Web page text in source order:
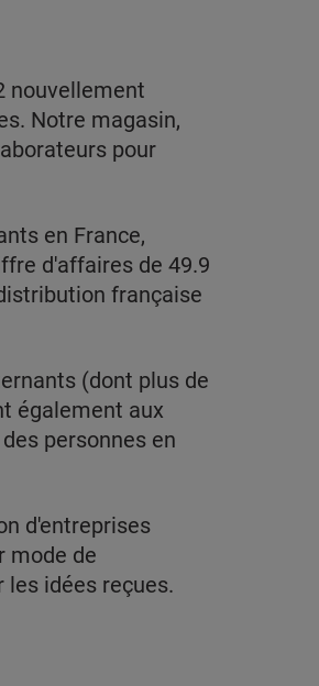
nouvellement
Notre magasin,
pour
en France,
d'affaires de 49.9
française
(dont plus de
également aux
personnes en
d'entreprises
mode de
idées reçues.